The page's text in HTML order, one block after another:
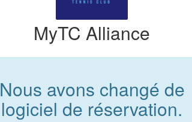
MyTC Alliance
Nous avons changé de
logiciel de réservation.